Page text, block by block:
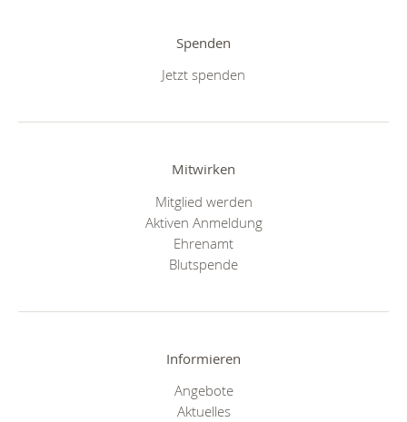
Spenden
Jetzt spenden
Mitwirken
Mitglied werden
Aktiven Anmeldung
Ehrenamt
Blutspende
Informieren
Angebote
Aktuelles